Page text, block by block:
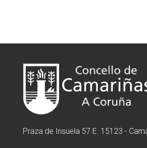
Praza de Insuela 57 E. 15123 -